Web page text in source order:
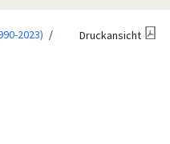
2023)
Druckansicht